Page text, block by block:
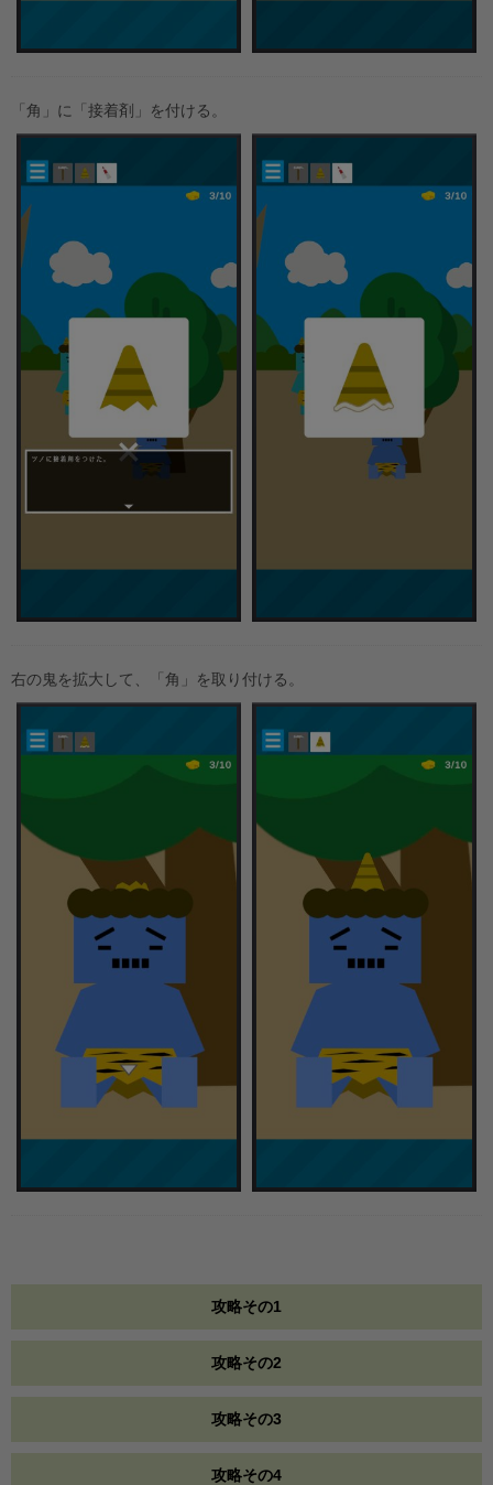
「角」に「接着剤」を付ける。
右の鬼を拡大して、「角」を取り付ける。
攻略その1
攻略その2
攻略その3
攻略その4